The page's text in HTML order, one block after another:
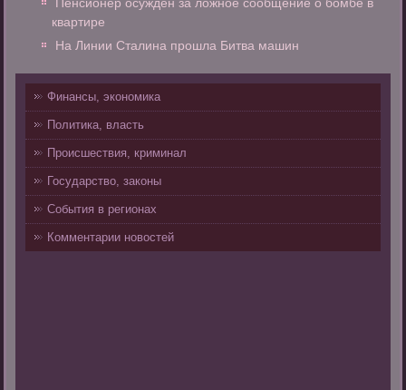
Пенсионер осужден за ложное сообщение о бомбе в
квартире
На Линии Сталина прошла Битва машин
Финансы, экономика
Политика, власть
Происшествия, криминал
Государство, законы
События в регионах
Комментарии новостей